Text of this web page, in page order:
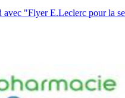
"Flyer E.Leclerc pour la